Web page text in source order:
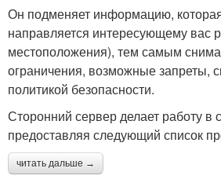
Он подменяет информацию,
направляется интересующему вас
местоположения), тем самым
ограничения, возможные запреты,
политикой безопасности.
Сторонний сервер делает работу в
предоставляя следующий список
читать дальше →